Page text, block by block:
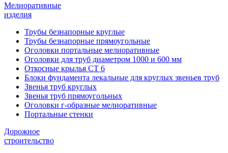
Мелиоративные
изделия
Трубы безнапорные круглые
Трубы безнапорные прямоугольные
Оголовки портальные мелиоративные
Оголовки для труб диаметром 1000 и 600 мм
Откосные крылья СТ 6
Блоки фундамента лекальные для круглых звеньев труб
Звенья труб круглых
Звенья труб прямоугольных
Оголовки г-образные мелиоративные
Портальные стенки
Дорожное
строительство